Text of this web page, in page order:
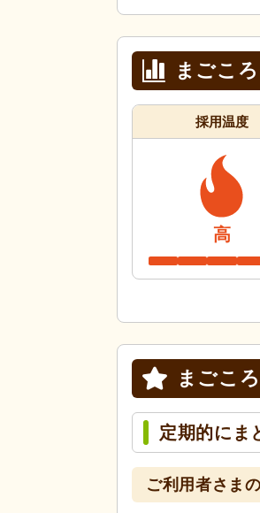
まごこ
採用温度
高
まごこ
定期的にま
ご利用者さま